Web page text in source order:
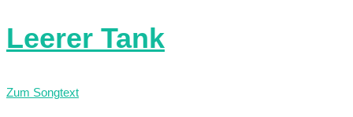
Leerer Tank
Zum Songtext